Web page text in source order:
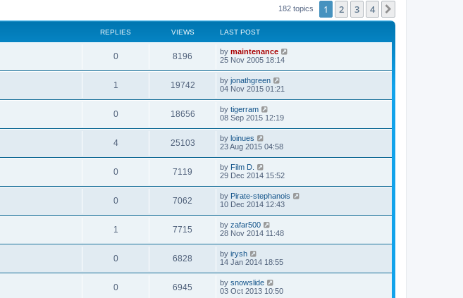
182 topics 1 2 3 4
REPLIES VIEWS LAST POST
0 8196 by maintenance
25 Nov 2005 18:14
1 19742 by jonathgreen
04 Nov 2015 01:21
0 18656 by tigerram
08 Sep 2015 12:19
4 25103 by loinues
23 Aug 2015 04:58
0 7119 by Film D.
29 Dec 2014 15:52
0 7062 by Pirate-stephanois
10 Dec 2014 12:43
1 7715 by zafar500
28 Nov 2014 11:48
0 6828 by irysh
14 Jan 2014 18:55
0 6945 by snowslide
03 Oct 2013 10:50